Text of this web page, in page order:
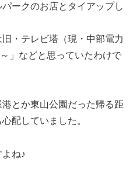
ークのお店とタイアップし
・テレビ塔（現・中部電力
」などと思っていたわけで
とか東山公園だった帰る距
配していました。
ね♪